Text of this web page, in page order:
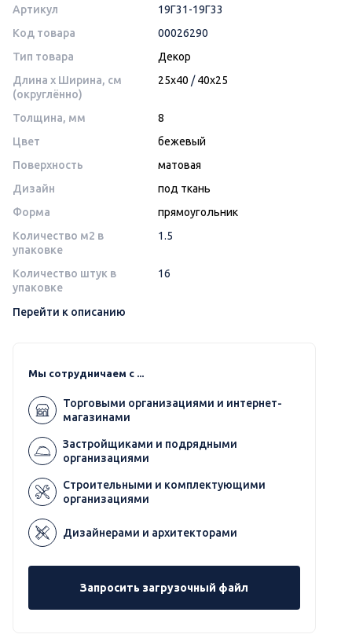
Артикул
19Г31-19Г33
Код товара
00026290
Тип товара
Декор
Длина x Ширина, см
(округлённо)
25x40 /40x25
Толщина, мм
8
Цвет
бежевый
Поверхность
матовая
Дизайн
под ткань
Форма
прямоугольник
Количество м2 в
упаковке
1.5
Количество штук в
упаковке
16
Перейти к описанию
Мы сотрудничаем с ...
Торговыми организациями и интернет-
магазинами
Застройщиками и подрядными
организациями
Строительными и комплектующими
организациями
Дизайнерами и архитекторами
Запросить загрузочный файл